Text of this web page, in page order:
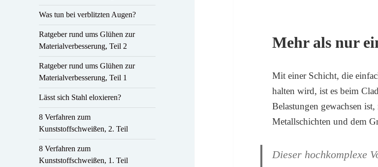
Was tun bei verblitzten Augen?
Ratgeber rund ums Glühen zur
Materialverbesserung, Teil 2
Ratgeber rund ums Glühen zur
Materialverbesserung, Teil 1
Lässt sich Stahl eloxieren?
8 Verfahren zum
Kunststoffschweißen, 2. Teil
8 Verfahren zum
Kunststoffschweißen, 1. Teil
Mehr als nur
Mit einer Schicht, die
halten wird, ist es beim
Belastungen gewachsen
Metallschichten und dem
Dieser hochkomplexe